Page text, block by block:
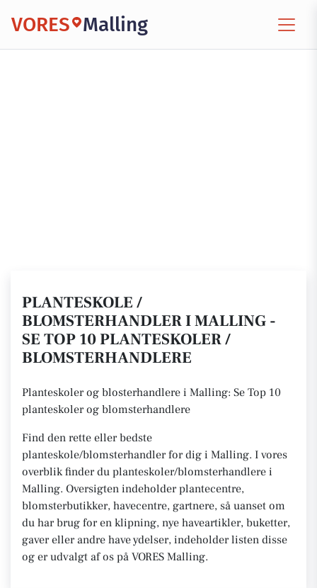
VORES Malling
PLANTESKOLE /
BLOMSTERHANDLER I MALLING -
SE TOP 10 PLANTESKOLER /
BLOMSTERHANDLERE
Planteskoler og blosterhandlere i Malling: Se Top 10
planteskoler og blomsterhandlere
Find den rette eller bedste
planteskole/blomsterhandler for dig i Malling. I vores
overblik finder du planteskoler/blomsterhandlere i
Malling. Oversigten indeholder plantecentre,
blomsterbutikker, havecentre, gartnere, så uanset om
du har brug for en klipning, nye haveartikler, buketter,
gaver eller andre have ydelser, indeholder listen disse
og er udvalgt af os på VORES Malling.